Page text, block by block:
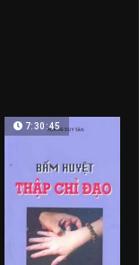
7:30:45